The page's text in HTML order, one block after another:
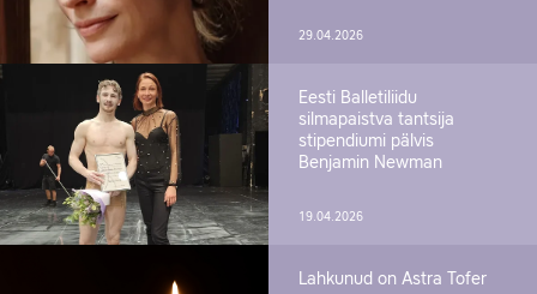
29.04.2026
Eesti Balletiliidu
silmapaistva tantsija
stipendiumi pälvis
Benjamin Newman
19.04.2026
Lahkunud on Astra Tofer